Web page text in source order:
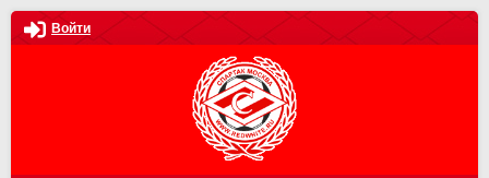
Войти